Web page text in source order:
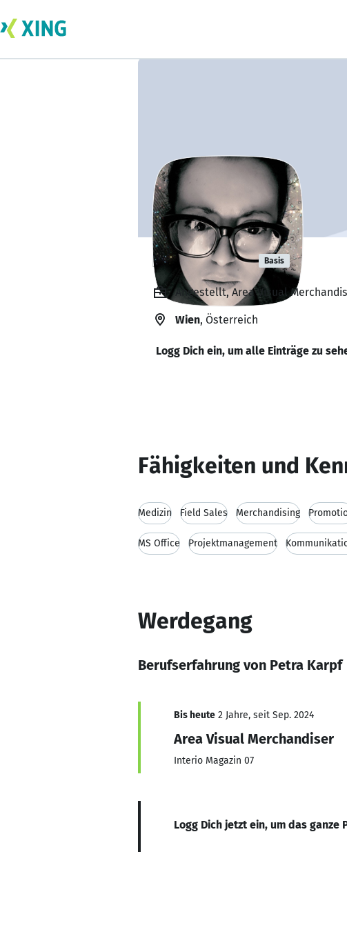
Petra Karpf Basis
Angestellt, Area Visual
Wien, Österreich
Logg Dich ein, um alle Einträge zu
Fähigkeiten und
Medizin Field Sales Merchandising
MS Office Projektmanagement
Werdegang
Berufserfahrung von Petra Karpf
Bis heute 2 Jahre, seit Sep. 2024
Area Visual Merchandiser
Interio Magazin 07
Logg Dich jetzt ein, um das ganze